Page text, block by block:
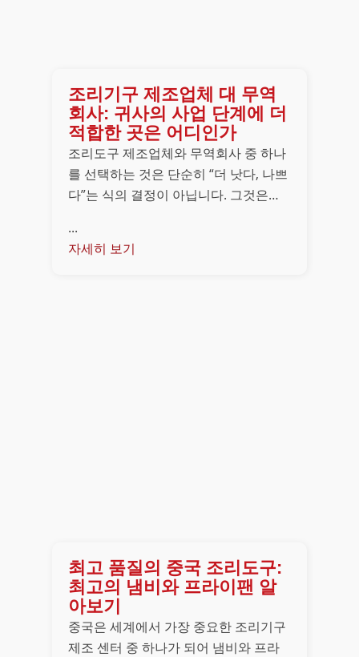
조리기구 제조업체 대 무역
회사: 귀사의 사업 단계에 더
적합한 곳은 어디인가
조리도구 제조업체와 무역회사 중 하나
를 선택하는 것은 단순히 “더 낫다, 나쁘
다”는 식의 결정이 아닙니다. 그것은…
...
자세히 보기
최고 품질의 중국 조리도구:
최고의 냄비와 프라이팬 알
아보기
중국은 세계에서 가장 중요한 조리기구
제조 센터 중 하나가 되어 냄비와 프라